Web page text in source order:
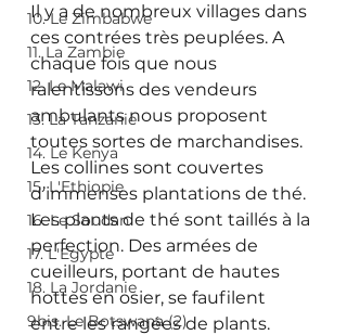
10. Le Zimbabwe
11. La Zambie
12. Le Malawi
13. La Tanzanie
14. Le Kenya
15. L'Ethiopie
16. Le Soudan
17. L'Egypte
18. La Jordanie
9bis. Le Botswana (2)
Il y a de nombreux villages dans
ces contrées très peuplées. A
chaque fois que nous
ralentissons des vendeurs
ambulants nous proposent
toutes sortes de marchandises.
Les collines sont couvertes
d’immenses plantations de thé.
Les plants de thé sont taillés à la
perfection. Des armées de
cueilleurs, portant de hautes
hottes en osier, se faufilent
entre les rangées de plants.